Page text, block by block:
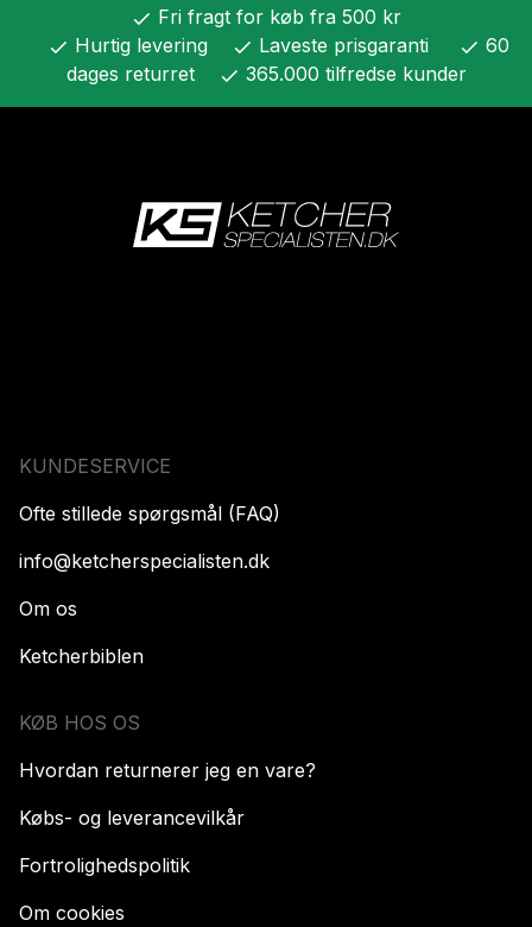
check Fri fragt for køb fra 500 kr
check Hurtig levering check Laveste prisgaranti check 60
dages returret
check 365.000 tilfredse kunder
KUNDESERVICE
Ofte stillede spørgsmål (FAQ)
info@ketcherspecialisten.dk
Om os
Ketcherbiblen
KØB HOS OS
Hvordan returnerer jeg en vare?
Købs- og leverancevilkår
Fortrolighedspolitik
Om cookies